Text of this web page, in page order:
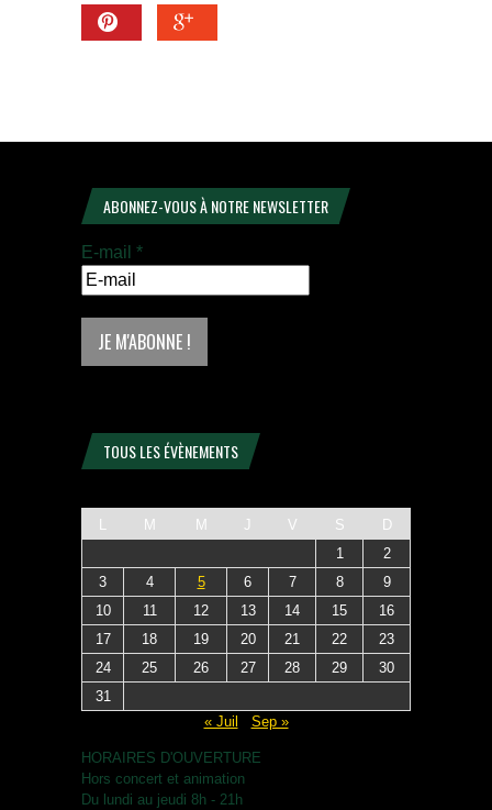
ABONNEZ-VOUS À NOTRE NEWSLETTER
E-mail *
TOUS LES ÉVÈNEMENTS
L M M J V S
D
1
2
3
4 5 6 7 8
9
10
11 12 13 14 15
16
17
18 19 20 21 22
23
24
25 26 27 28 29
30
31
« Juil
Sep »
HORAIRES D'OUVERTURE
Hors concert et animation
Du lundi au jeudi 8h - 21h